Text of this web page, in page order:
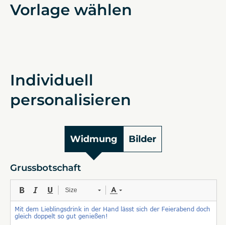
Vorlage wählen
Individuell
personalisieren
Widmung Bilder
Grussbotschaft
Size